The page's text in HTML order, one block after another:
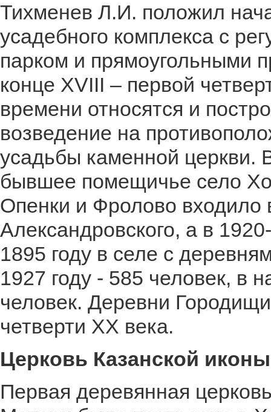
Тихменев Л.И. положил
усадебного комплекса с
парком и прямоугольными
конце XVIII – первой
времени относятся и
возведение на
усадьбы каменной церкви.
бывшее помещичье село
Опенки и Фролово входило
Александровского, а в
1895 году в селе с
1927 году - 585 человек, в
человек. Деревни
четверти XX века.
Церковь Казанской
Первая деревянная